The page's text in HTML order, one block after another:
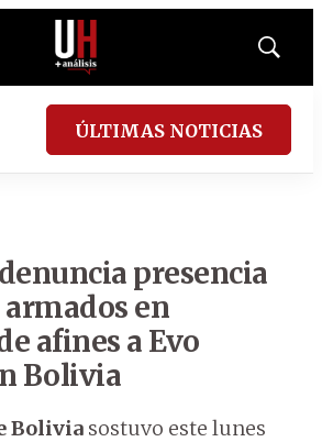
Mostrar
ÚLTIMAS NOTICIAS
presencia
en
afines a Evo
Bolivia
Bolivia sostuvo este lunes